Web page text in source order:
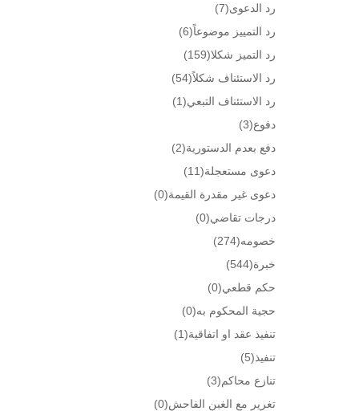
رد الدعوى(7)
رد التمييز موضوعاً(6)
رد التميز شكلا(159)
رد الاستئناف شكلاً(54)
رد الاستئناف التبعي(1)
دفوع(3)
دفع بعدم الدستورية(2)
دعوى مستعجلة(11)
دعوى غير مقدرة القيمة(0)
درجات تقاضي(0)
خصومه(274)
خبرة(544)
حكم قطعي(0)
حجية المحكوم به(0)
تنفيذ عقد او اتفاقية(1)
تنفيذ(5)
تنازع محاكم(3)
تغرير مع الغبن الفاحش(0)